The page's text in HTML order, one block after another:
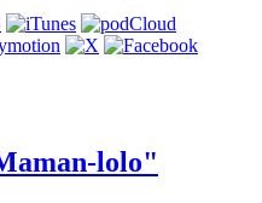
lolo"